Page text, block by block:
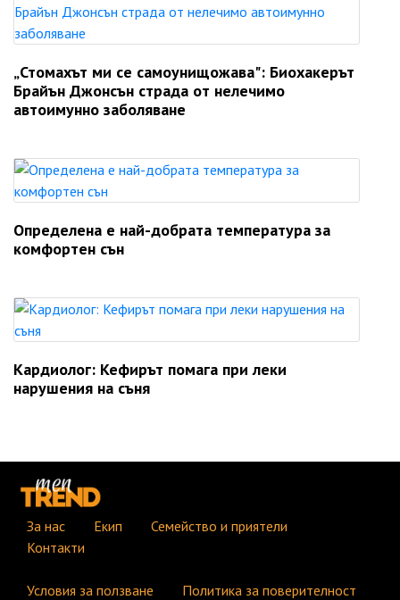
„Стомахът ми се самоунищожава": Биохакерът
Брайън Джонсън страда от нелечимо
автоимунно заболяване
Определена е най-добрата температура за
комфортен сън
Кардиолог: Кефирът помага при леки
нарушения на съня
За нас Екип
Семейство и приятели
Контакти
Условия за ползване Политика за поверителност